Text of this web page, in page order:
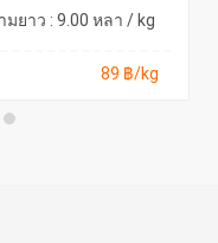
มยาว : 9.00 หลา / kg
89 ฿/kg